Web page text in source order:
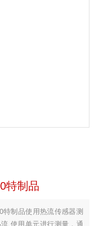
特制品
制品使用热流传感器测
.使用单元进行测量，通